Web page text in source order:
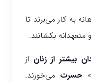
به کار می‌برند تا
بکشانند.
بیشتر از زنان از
حسرت می‌خورند.